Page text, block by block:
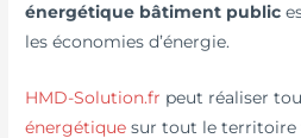
énergétique bâtiment public
les économies d’énergie.
HMD-Solution.fr peut réaliser
énergétique sur tout le territoire